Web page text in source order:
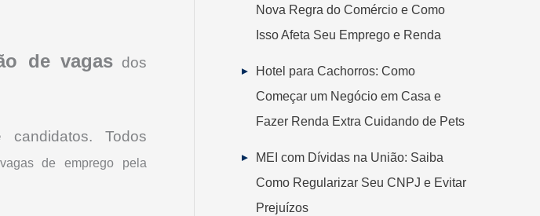
de vagasdos
candidatos. Todos
de emprego pela
Nova Regra do Comércio e Como
Isso Afeta Seu Emprego e Renda
Hotel para Cachorros: Como
Começar um Negócio em Casa e
Fazer Renda Extra Cuidando de Pets
MEI com Dívidas na União: Saiba
Como Regularizar Seu CNPJ e Evitar
Prejuízos